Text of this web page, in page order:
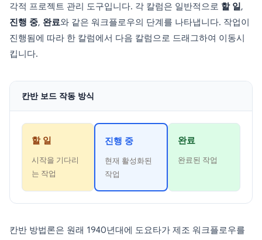
각적 프로젝트 관리 도구입니다. 각 칼럼은 일반적으로 할 일,
진행 중, 완료와 같은 워크플로우의 단계를 나타냅니다. 작업이
진행됨에 따라 한 칼럼에서 다음 칼럼으로 드래그하여 이동시
킵니다.
칸반 보드 작동 방식
할 일
시작을 기다리
는 작업
진행 중
현재 활성화된
작업
완료
완료된 작업
칸반 방법론은 원래 1940년대에 도요타가 제조 워크플로우를